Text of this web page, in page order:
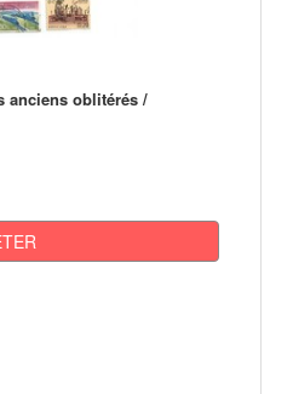
anciens oblitérés /